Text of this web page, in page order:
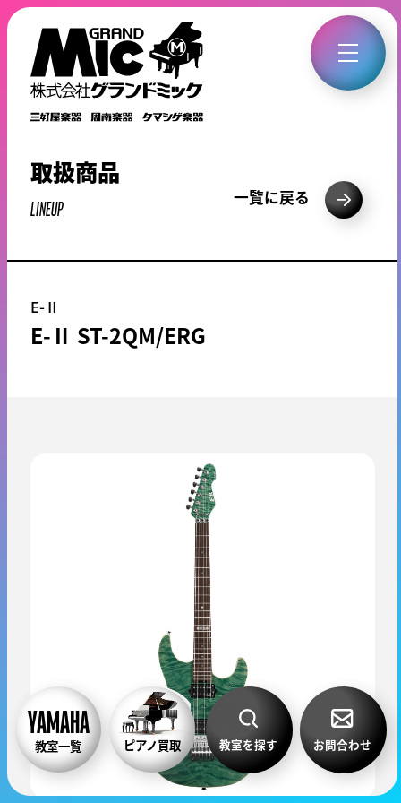
教室を探す お問合わせ
教室一覧 ピアノ買取
取扱商品
LINEUP
E-Ⅱ
E-Ⅱ ST-2QM/ERG
一覧に戻る